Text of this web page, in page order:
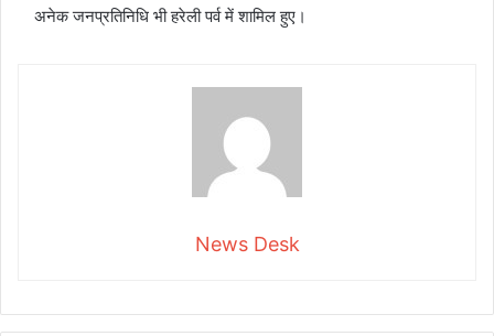
अनेक जनप्रतिनिधि भी हरेली पर्व में शामिल हुए।
News Desk